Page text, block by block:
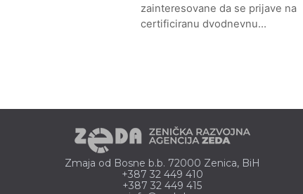
zainteresovane da se prijave na
certificiranu dvodnevnu…
Zmaja od Bosne b.b. 72000 Zenica, BiH
+387 32 449 410
+387 32 449 415